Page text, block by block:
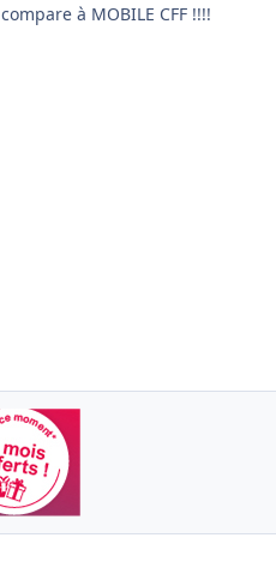
à MOBILE CFF !!!!